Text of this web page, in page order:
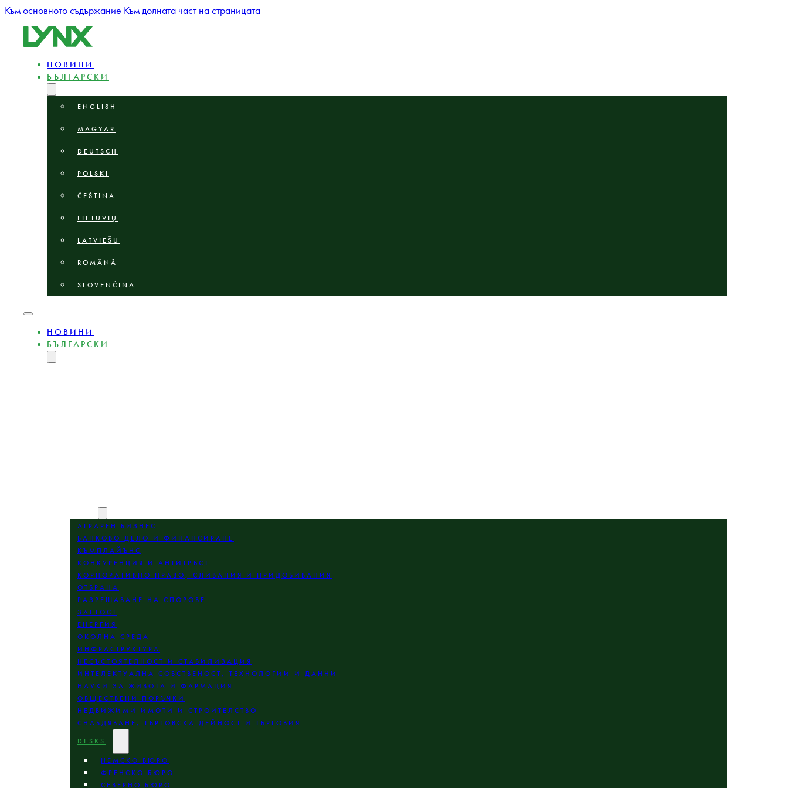
Към основното съдържание Към долната част на страницата
НОВИНИ
БЪЛГАРСКИ
ENGLISH
MAGYAR
DEUTSCH
POLSKI
ČEŠTINA
LIETUVIŲ
LATVIEŠU
ROMÂNĂ
SLOVENČINA
НОВИНИ
БЪЛГАРСКИ
АГРАРЕН БИЗНЕС
БАНКОВО ДЕЛО И ФИНАНСИРАНЕ
КЪМПЛАЙЪНС
КОНКУРЕНЦИЯ И АНТИТРЪСТ
КОРПОРАТИВНО ПРАВО, СЛИВАНИЯ И ПРИДОБИВАНИЯ
ОТБРАНА
РАЗРЕШАВАНЕ НА СПОРОВЕ
ЗАЕТОСТ
ЕНЕРГИЯ
ОКОЛНА СРЕДА
ИНФРАСТРУКТУРА
НЕСЪСТОЯТЕЛНОСТ И СТАБИЛИЗАЦИЯ
ИНТЕЛЕКТУАЛНА СОБСТВЕНОСТ, ТЕХНОЛОГИИ И ДАННИ
НАУКИ ЗА ЖИВОТА И ФАРМАЦИЯ
ОБЩЕСТВЕНИ ПОРЪЧКИ
НЕДВИЖИМИ ИМОТИ И СТРОИТЕЛСТВО
СНАБДЯВАНЕ, ТЪРГОВСКА ДЕЙНОСТ И ТЪРГОВИЯ
DESKS
НЕМСКО БЮРО
ФРЕНСКО БЮРО
СЕВЕРНО БЮРО